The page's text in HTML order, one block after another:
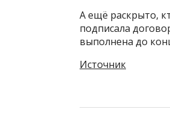
А ещё раскрыто,
подписала
выполнена до
Источник